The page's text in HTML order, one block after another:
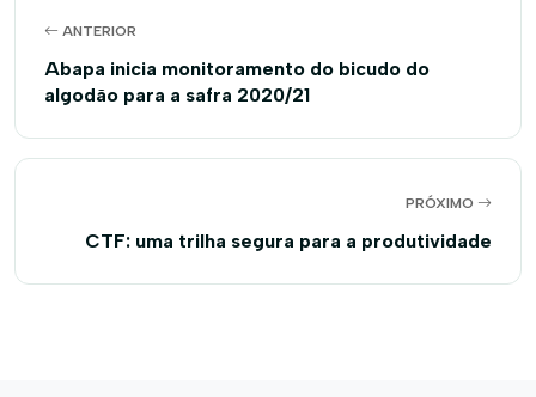
ANTERIOR
Abapa inicia monitoramento do bicudo do
algodão para a safra 2020/21
PRÓXIMO
CTF: uma trilha segura para a produtividade